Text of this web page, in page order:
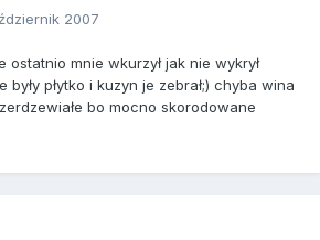
2007
mnie wkurzył jak nie wykrył
płytko i kuzyn je zebrał;) chyba wina
bo mocno skorodowane